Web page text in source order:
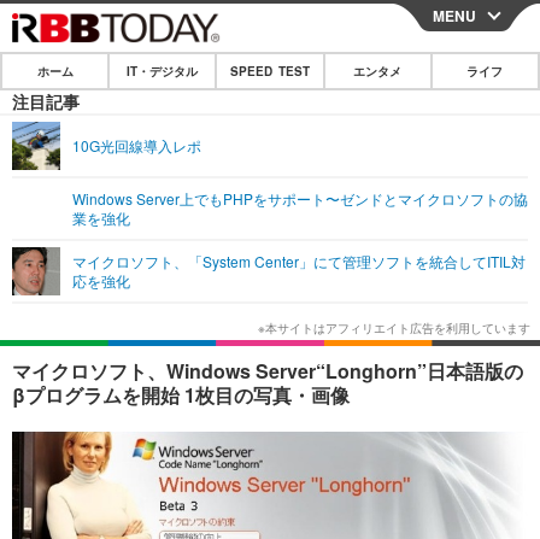
CLOSE
ホーム
IT・デジタル
ネタ
ショッピング その他
エンタメTOP
韓国・芸能
音楽 スポーツ
ショッピング その他
ライフ
ライフTOP グルメ
ペット ショッピング
その他
リリース一覧
プッシュ通知の停止方法
MENU
ホーム IT・デジタル SPEED TEST エンタメ ライフ
注目記事
10G光回線導入レポ
Windows Server上でもPHPをサポート〜ゼンドとマイクロソフトの協
業を強化
マイクロソフト、「System Center」にて管理ソフトを統合してITIL対
応を強化
マイクロソフト、Windows Server“Longhorn”日本語版の
βプログラムを開始 1枚目の写真・画像